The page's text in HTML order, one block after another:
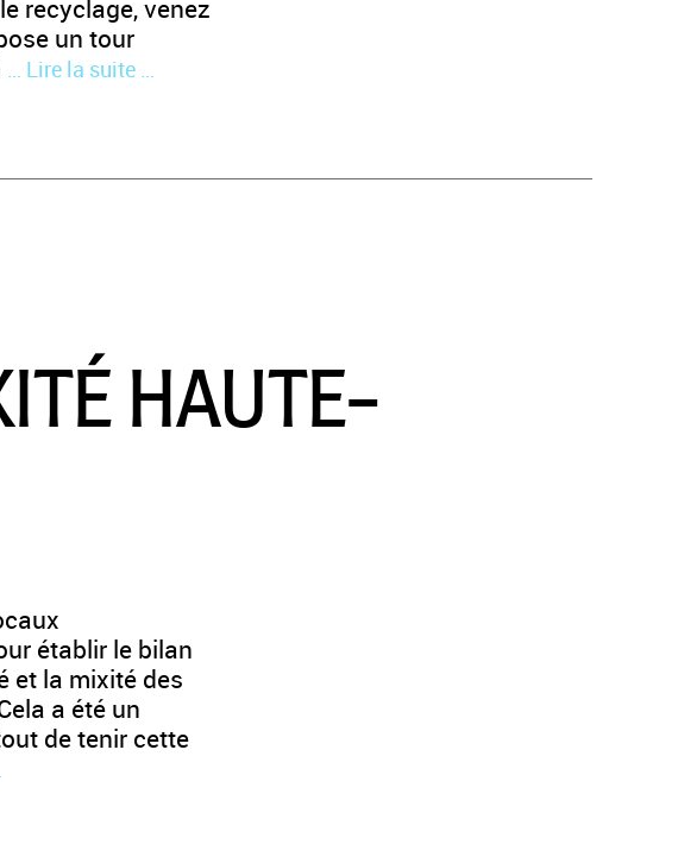
recyclage, venez
un tour
… Lire la suite …
HAUTE-
établir le bilan
et la mixité des
a été un
de tenir cette